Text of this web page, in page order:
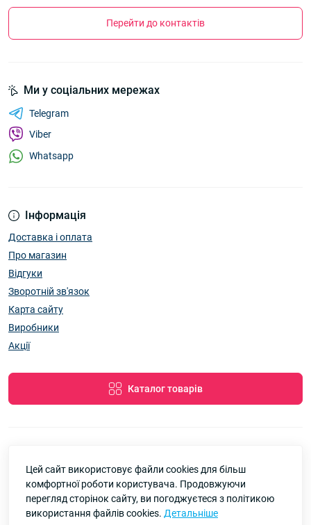
Перейти до контактів
Інформація
Доставка і оплата
Про магазин
Відгуки
Зворотній зв'язок
Карта сайту
Виробники
Акції
Каталог товарів
Ми у соціальних мережах
Telegram
Viber
Whatsapp
7км Одеса — Одяг і аксесуари оптом © 2026
Рейтинг
Цей сайт використовує файли cookies для більш
комфортної роботи користувача. Продовжуючи
перегляд сторінок сайту, ви погоджуєтеся з політикою
використання файлів cookies. Детальніше